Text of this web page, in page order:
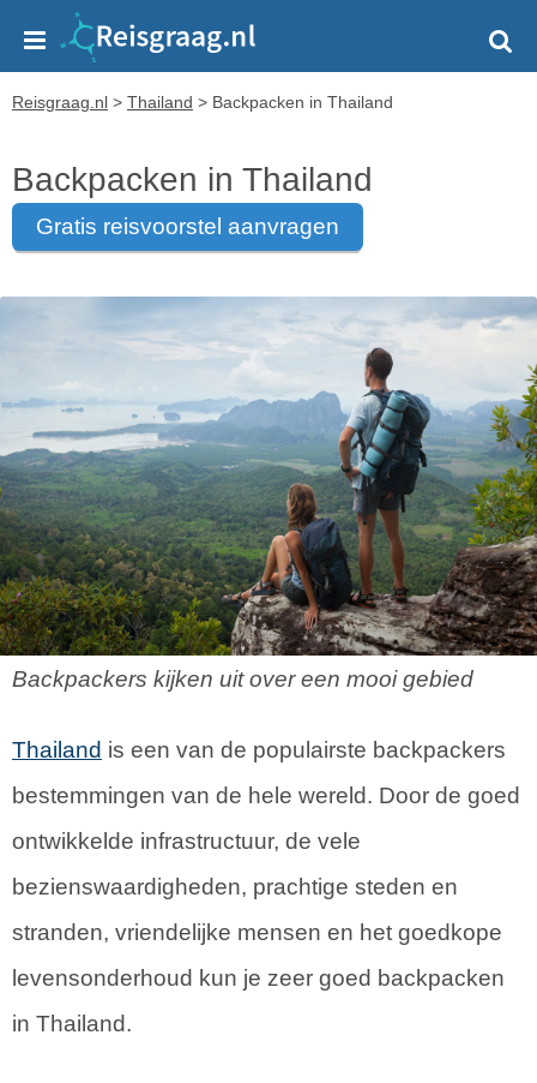
Reisgraag.nl > Thailand > Backpacken in Thailand
Backpacken in Thailand
gratis reisvoorstel aanvragen
Backpackers kijken uit over een mooi gebied
Thailand is een van de populairste backpackers
bestemmingen van de hele wereld. Door de goed
ontwikkelde infrastructuur, de vele
bezienswaardigheden, prachtige steden en
stranden, vriendelijke mensen en het goedkope
levensonderhoud kun je zeer goed backpacken
in Thailand.